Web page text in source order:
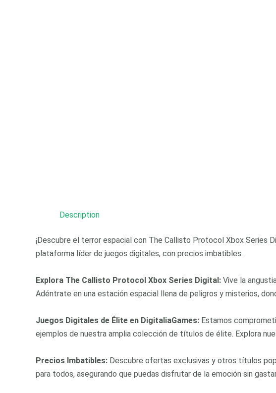
Description
¡Descubre el terror espacial con The Callisto Protocol Xbox Series
plataforma líder de juegos digitales, con precios imbatibles.
Explora The Callisto Protocol Xbox Series Digital: Vive la
Adéntrate en una estación espacial llena de peligros y misterios,
Juegos Digitales de Élite en DigitaliaGames: Estamos
ejemplos de nuestra amplia colección de títulos de élite. Explora
Precios Imbatibles: Descubre ofertas exclusivas y otros títulos
para todos, asegurando que puedas disfrutar de la emoción sin